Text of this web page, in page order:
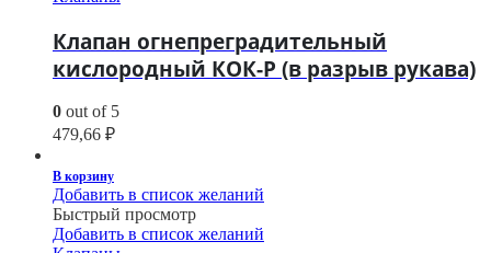
Клапан огнепреградительный
кислородный КОК-Р (в разрыв рукава)
0 out of 5
479,66 ₽
В корзину
Добавить в список желаний
Быстрый просмотр
Добавить в список желаний